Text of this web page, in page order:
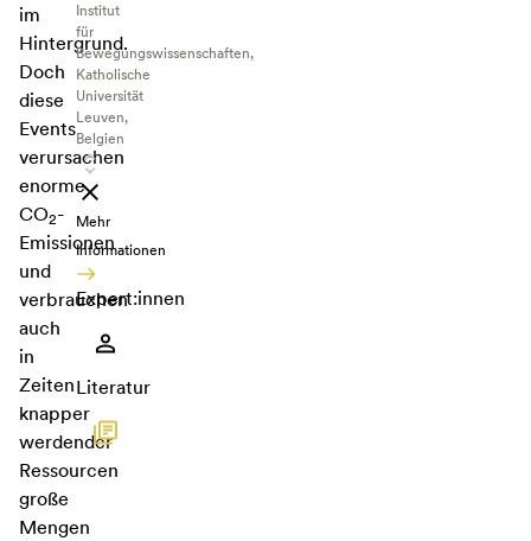
im
Hintergrund.
Doch
diese
Events
verursachen
enorme
CO2-
Emissionen
und
verbrauchen
auch
in
Zeiten
knapper
werdender
Ressourcen
große
Mengen
Institut
für
Bewegungswissenschaften,
Katholische
Universität
Leuven,
Belgien
Mehr
Informationen
Expert:innen
Literatur